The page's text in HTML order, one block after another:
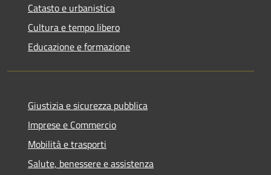
Catasto e urbanistica
Cultura e tempo libero
Educazione e formazione
Giustizia e sicurezza pubblica
Imprese e Commercio
Mobilità e trasporti
Salute, benessere e assistenza